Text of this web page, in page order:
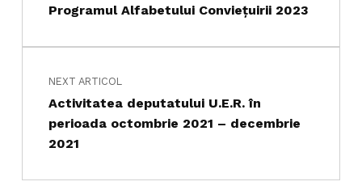
Programul Alfabetului Conviețuirii 2023
NEXT ARTICOL
Activitatea deputatului U.E.R. în
perioada octombrie 2021 – decembrie
2021